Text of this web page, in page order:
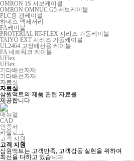
OMRON 1S 서보케이블
OMRON OMNUC G5 서보케이블
PLC용 광케이블
하네스 액세서리
FA케이블
PROTERIAL RT-FLEX 시리즈 가동케이블
TAIYO EXT 시리즈 가동케이블
UL2464 고정배선용 케이블
FA 네트워크 케이블
UFlex
UFlex
기타배선자재
기타배선자재
자료실
자료실
삼원액트의 제품 관련 자료를
제공합니다.
매뉴얼
CAD
인증서
카탈로그
고객 지원
고객 지원
삼원액트는 고객만족, 고객감동 실현을 위하여
최선을 다하고 있습니다.